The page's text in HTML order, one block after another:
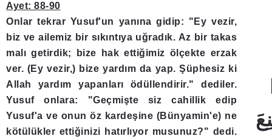
Ayet: 88-90
Onlar tekrar Yusuf'un yanına gidip: "Ey vezir,
biz ve ailemiz bir sıkıntıya uğradık. Az bir takas
malı getirdik; bize hak ettiğimiz ölçekte erzak
ver. (Ey vezir,) bize yardım da yap. Şüphesiz ki
Allah yardım yapanları ödüllendirir." dediler.
Yusuf onlara: "Geçmişte siz cahillik edip
Yusuf'a ve onun öz kardeşine (Bünyamin'e) ne
kötülükler ettiğinizi hatırlıyor musunuz?" dedi.